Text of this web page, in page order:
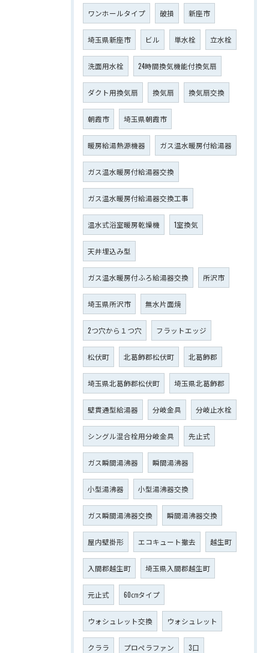
ワンホールタイプ 破損 新座市
埼玉県新座市 ビル 単水栓 立水栓
洗面用水栓 24時間換気機能付換気扇
ダクト用換気扇 換気扇 換気扇交換
朝霞市 埼玉県朝霞市
暖房給湯熱源機器 ガス温水暖房付給湯器
ガス温水暖房付給湯器交換
ガス温水暖房付給湯器交換工事
温水式浴室暖房乾燥機 1室換気
天井埋込み型
ガス温水暖房付ふろ給湯器交換 所沢市
埼玉県所沢市 無水片面焼
2つ穴から１つ穴 フラットエッジ
松伏町 北葛飾郡松伏町 北葛飾郡
埼玉県北葛飾郡松伏町 埼玉県北葛飾郡
壁貫通型給湯器 分岐金具 分岐止水栓
シングル混合栓用分岐金具 先止式
ガス瞬間湯沸器 瞬間湯沸器
小型湯沸器 小型湯沸器交換
ガス瞬間湯沸器交換 瞬間湯沸器交換
屋内壁掛形 エコキュート撤去 越生町
入間郡越生町 埼玉県入間郡越生町
元止式 60㎝タイプ
ウォシュレット交換 ウォシュレット
クララ プロペラファン 3口